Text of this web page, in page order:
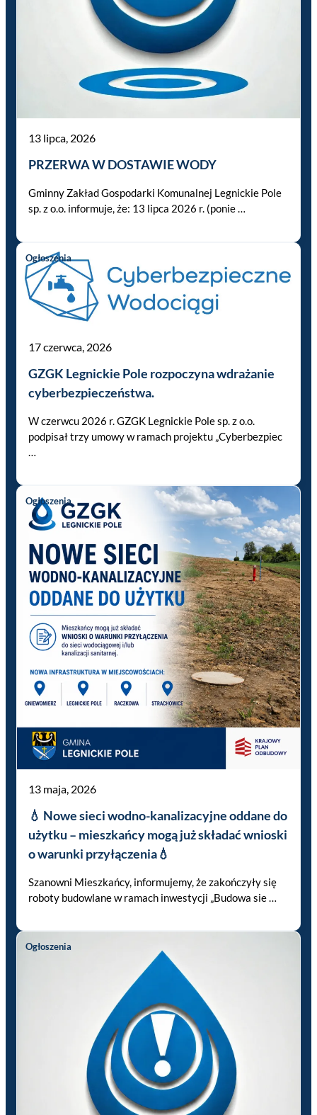
13 lipca, 2026
PRZERWA W DOSTAWIE WODY
Gminny Zakład Gospodarki Komunalnej Legnickie Pole
sp. z o.o. informuje, że: 13 lipca 2026 r. (ponie …
Ogłoszenia
17 czerwca, 2026
GZGK Legnickie Pole rozpoczyna wdrażanie
cyberbezpieczeństwa.
W czerwcu 2026 r. GZGK Legnickie Pole sp. z o.o.
podpisał trzy umowy w ramach projektu „Cyberbezpiec
…
Ogłoszenia
13 maja, 2026
💧 Nowe sieci wodno-kanalizacyjne oddane do
użytku – mieszkańcy mogą już składać wnioski
o warunki przyłączenia💧
Szanowni Mieszkańcy, informujemy, że zakończyły się
roboty budowlane w ramach inwestycji „Budowa sie …
Ogłoszenia